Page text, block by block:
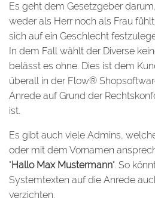
Es geht dem Gesetzgeber
weder als Herr noch als Frau
sich auf ein Geschlecht
In dem Fall wählt der Diverse
belässt es ohne. Dies ist dem
überall in der Flow®
Anrede auf Grund der
ist.
Es gibt auch viele Admins,
oder mit dem Vornamen
"Hallo Max Mustermann". So
Systemtexten auf die Anrede
verzichten.